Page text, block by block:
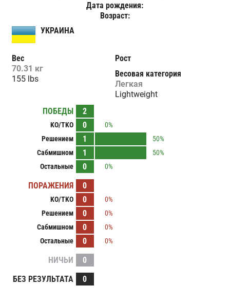
Дата рождения:
Возраст:
УКРАИНА
Вес
70.31 кг
155 lbs
Рост
Весовая категория
Легкая
Lightweight
ПОБЕДЫ
2
KO/TKO 0
0%
Решением
1
50%
Сабмишном
1
50%
Остальные
0 0%
ПОРАЖЕНИЯ 0
KO/TKO 0
0%
Решением
0
0%
Сабмишном
0
0%
Остальные
0 0%
НИЧЬИ
0
БЕЗ РЕЗУЛЬТАТА
0